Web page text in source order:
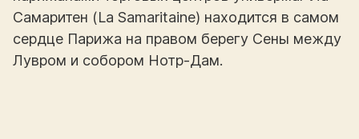
Самаритен (La Samaritaine) находится в самом
сердце Парижа на правом берегу Сены между
Лувром и собором Нотр-Дам.